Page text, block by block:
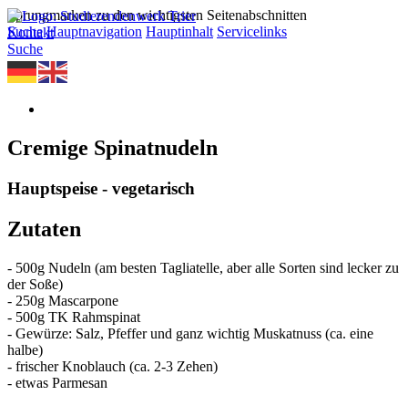
Sprungmarken zu den wichtigsten Seitenabschnitten
Suche Hauptnavigation Hauptinhalt Servicelinks
Kontakt
Suche
Cremige Spinatnudeln
Hauptspeise - vegetarisch
Zutaten
- 500g Nudeln (am besten Tagliatelle, aber alle Sorten sind lecker zu
der Soße)
- 250g Mascarpone
- 500g TK Rahmspinat
- Gewürze: Salz, Pfeffer und ganz wichtig Muskatnuss (ca. eine
halbe)
- frischer Knoblauch (ca. 2-3 Zehen)
- etwas Parmesan